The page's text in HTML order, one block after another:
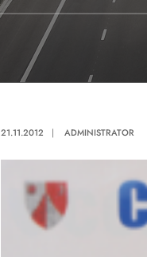
21.11.2012 | ADMINISTRATOR